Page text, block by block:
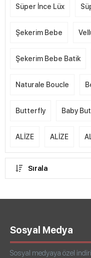
Süper İnce Lüx
Şekerim Bebe
Şekerim Bebe Batik
Naturale Boucle
Butterfly Baby
ALİZE ALİZE
Sırala
Sosyal Medya
Sosyal medyaya özel